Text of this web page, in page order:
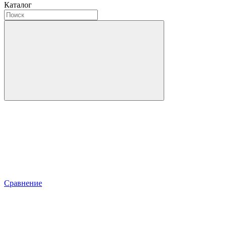
Каталог
Сравнение